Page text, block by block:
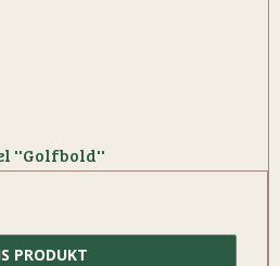
''Golfbold''
PRODUKT